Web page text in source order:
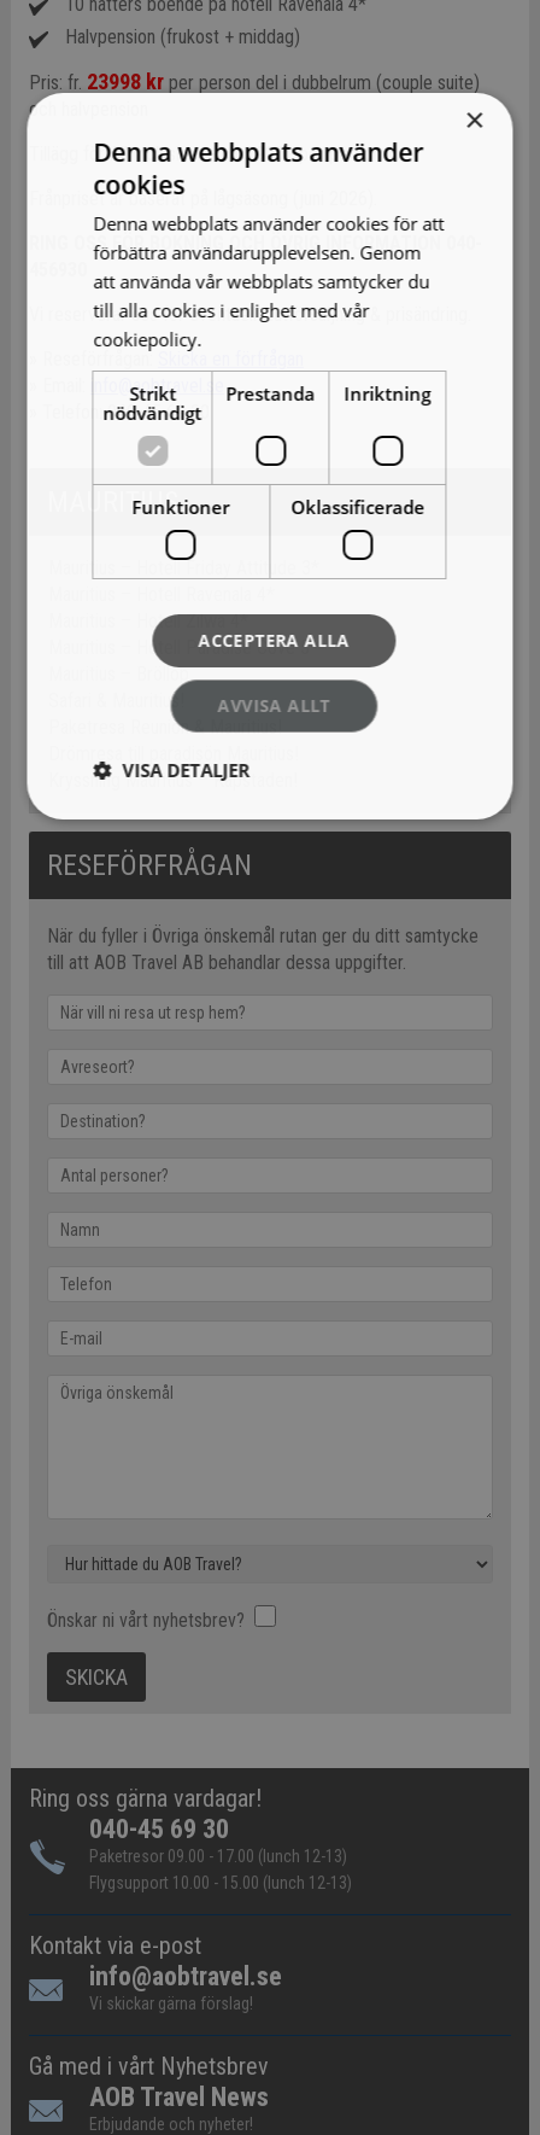
Halvpension (frukost + middag)
Pris: fr. 23998 krper person del i dubbelrum (couple suite)
och halvpension
Tillägg för All Inclusive: + ca 5 990:- per person
Frånpriset är baserat på lågsäsong (juni 2026).
RING OSS FÖR BOKNING OCH ÖVRIG INFORMATION 040-
Vi reserverar oss för eventuell slutförsäljning & prisändring.
» Reseförfrågan:
Skicka en förfrågan
info@aobtravel.se
» Telefon: 040-45 69 30
MAURITIUS
Mauritius – Hotell Friday Attitude 3*
Mauritius – Hotell Zilwa 4*
Mauritius – Hotell Paradise Cove 5*
Mauritius – Bröllop
Safari & Mauritius!
Paketresa Reunion & Mauritius!
Kryssning Mauritius – Kapstaden!
RESEFÖRFRÅGAN
När du fyller i Övriga önskemål rutan ger du ditt samtycke
till att AOB Travel AB behandlar dessa uppgifter.
Önskar ni vårt nyhetsbrev?
Ring oss gärna vardagar!
040-45 69 30
Paketresor 09.00 - 17.00 (lunch 12-13)
Flygsupport 10.00 - 15.00 (lunch 12-13)
Kontakt via e-post
info@aobtravel.se
Vi skickar gärna förslag!
Gå med i vårt Nyhetsbrev
AOB Travel News
Erbjudande och nyheter!
×
Denna webbplats använder
cookies
Denna webbplats använder cookies för att
förbättra användarupplevelsen. Genom
att använda vår webbplats samtycker du
till alla cookies i enlighet med vår
cookiepolicy.
Strikt
nödvändigt
Prestanda Inriktning
Funktioner Oklassificerade
ACCEPTERA ALLA
AVVISA ALLT
VISA DETALJER